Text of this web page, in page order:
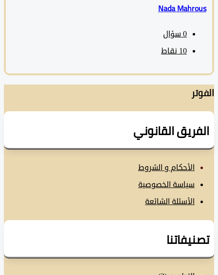
Nada
سؤال
نقاط
القانوني
الأحكام و الشروط
سياسة الخصوصية
الأسئلة الشائعة